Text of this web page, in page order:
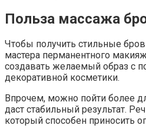
Польза массажа
Чтобы получить стильные
мастера перманентного
создавать желаемый образ с
декоративной косметики.
Впрочем, можно пойти более
даст стабильный результат.
который способен приносить